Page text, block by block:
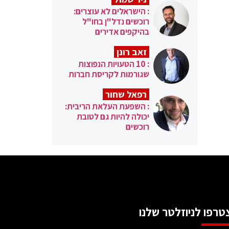
: הישראלים לא עוצרים:
רוכשים נדל"ן בחו"ל
בהיקפים אדירים
זאב רונן
: 10 הטעויות הנפוצות
שגורמות לקריסת חברות
רפאל שחור
: השפעת העלאת הריבית:
יכולה להיות גם לטובת
רוכשים
לניוזלטר שלנו